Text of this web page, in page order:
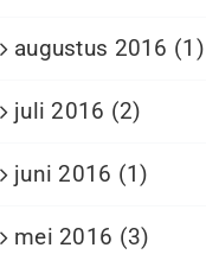
augustus 2016 (1)
juli 2016 (2)
juni 2016 (1)
mei 2016 (3)